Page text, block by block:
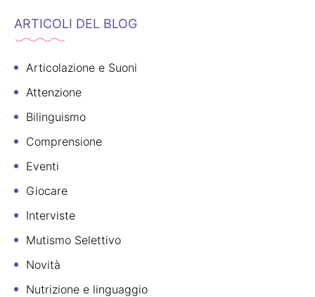
ARTICOLI DEL BLOG
Articolazione e Suoni
Attenzione
Bilinguismo
Comprensione
Eventi
Giocare
Interviste
Mutismo Selettivo
Novità
Nutrizione e linguaggio